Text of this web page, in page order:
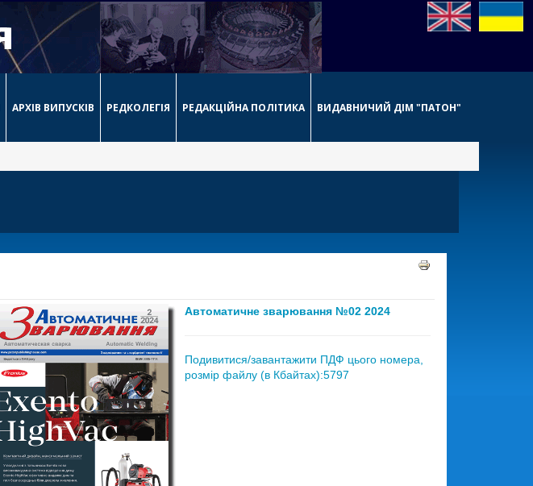
АРХІВ ВИПУСКІВ РЕДКОЛЕГІЯ РЕДАКЦІЙНА ПОЛІТИКА ВИДАВНИЧИЙ ДІМ "ПАТОН"
Автоматичне зварювання №02 2024
Подивитися/завантажити ПДФ цього номера,
розмір файлу (в Кбайтах):5797